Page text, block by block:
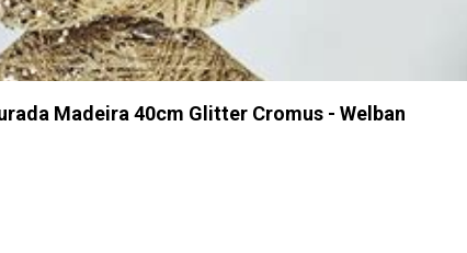
Madeira 40cm Glitter Cromus - Welban